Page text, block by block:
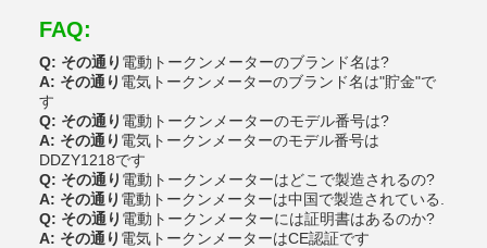
FAQ:
Q: その通り 電動トークンメーターのブランド名は?
A: その通り 電気トークンメーターのブランド名は"貯金"で
す
Q: その通り 電動トークンメーターのモデル番号は?
A: その通り 電気トークンメーターのモデル番号は
DDZY1218です
Q: その通り 電動トークンメーターはどこで製造されるの?
A: その通り 電動トークンメーターは中国で製造されている.
Q: その通り 電動トークンメーターには証明書はあるのか?
A: その通り 電気トークンメーターはCE認証です